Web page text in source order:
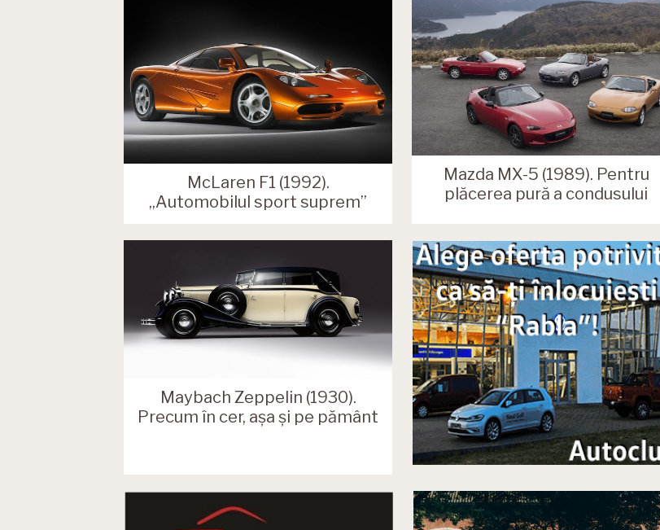
McLaren F1 (1992).
„Automobilul sport suprem”
Mazda MX-5 (1989). Pentru
plăcerea pură a condusului
Maybach Zeppelin (1930).
Precum în cer, așa și pe pământ